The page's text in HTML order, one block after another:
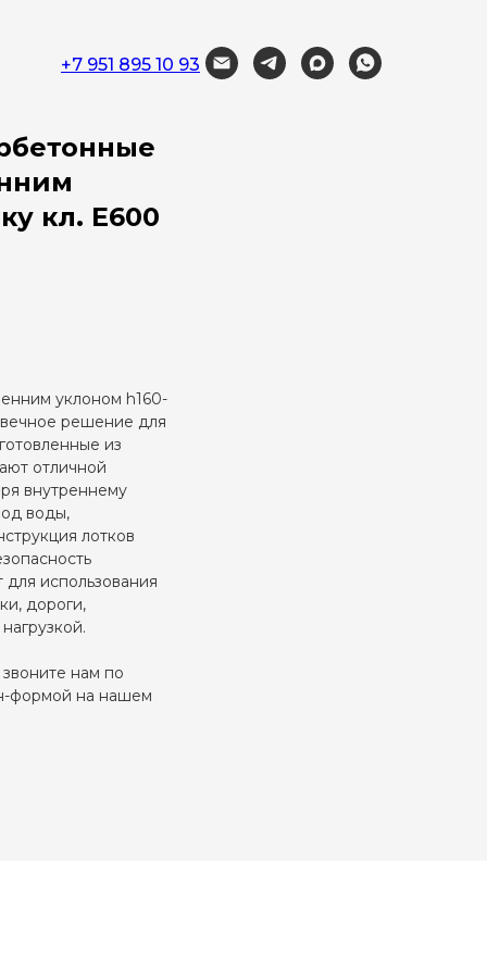
+7 951 895 10 93
кл. E600
уклоном h160-
решение для
из
отличной
внутреннему
воды,
лотков
использования
дороги,
нам по
формой на нашем